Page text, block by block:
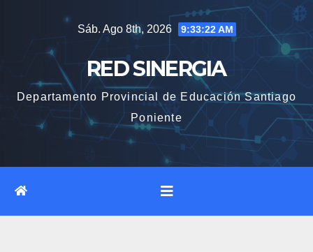
contenido
Sáb. Ago 8th, 2026 9:33:23 AM
RED SINERGIA
Departamento Provincial de Educación Santiago
Poniente